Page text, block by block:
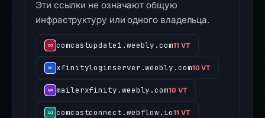
Эти ссылки не означают общую
инфраструктуру или одного владельца.
comcastupdate1.weebly.com11 VT
xfinityloginserver.weebly.com10 VT
mailerxfinity.weebly.com10 VT
comcastconnect.webflow.io11 VT